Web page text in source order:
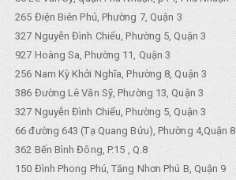
265 Điện Biên Phủ, Phường 7, Quận 3
327 Nguyễn Đình Chiểu, Phường 5, Quận 3
927 Hoàng Sa, Phường 11, Quận 3
256 Nam Kỳ Khởi Nghĩa, Phường 8, Quận 3
386 Đường Lê Văn Sỹ, Phường 13, Quận 3
327 Nguyễn Đình Chiểu, Phường 5, Quận 3
66 đường 643 (Tạ Quang Bửu), Phường 4,Quận 8
362 Bến Bình Đông, P.15 , Q.8
150 Đình Phong Phú, Tăng Nhơn Phú B, Quận 9